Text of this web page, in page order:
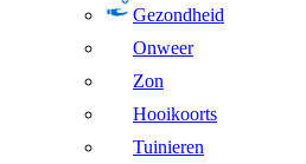
Gezondheid
Onweer
Zon
Hooikoorts
Tuinieren